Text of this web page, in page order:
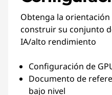
Obtenga la
construir su conjunto
IA/alto rendimiento
Configuración de
Documento de
bajo nivel